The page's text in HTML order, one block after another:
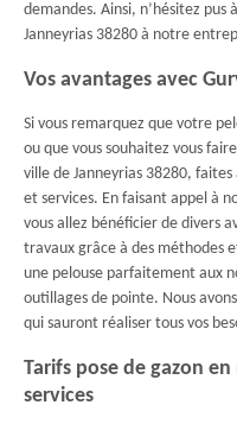
demandes. Ainsi, n’hésitez
Janneyrias 38280 à notre
Vos avantages avec
Si vous remarquez que votre
ou que vous souhaitez vous
ville de Janneyrias 38280,
et services. En faisant appel à
vous allez bénéficier de divers
travaux grâce à des méthodes
une pelouse parfaitement aux
outillages de pointe. Nous
qui sauront réaliser tous vos
Tarifs pose de gazon
services